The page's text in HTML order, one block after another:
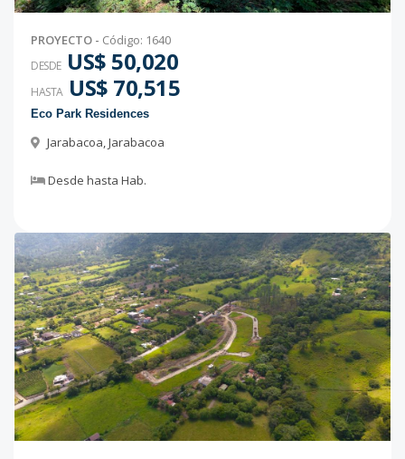
PROYECTO - Código: 1640
DESDE US$ 50,020
HASTA US$ 70,515
Eco Park Residences
Jarabacoa,Jarabacoa
Desde hasta Hab.